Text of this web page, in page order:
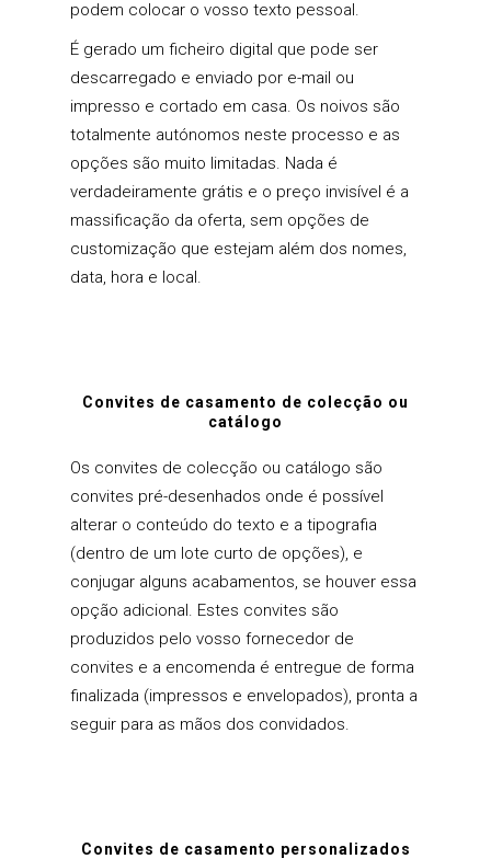
podem colocar o vosso texto pessoal.
É gerado um ficheiro digital que pode ser
descarregado e enviado por e-mail ou
impresso e cortado em casa. Os noivos são
totalmente autónomos neste processo e as
opções são muito limitadas. Nada é
verdadeiramente grátis e o preço invisível é a
massificação da oferta, sem opções de
customização que estejam além dos nomes,
data, hora e local.
Convites de casamento de colecção ou
catálogo
Os convites de colecção ou catálogo são
convites pré-desenhados onde é possível
alterar o conteúdo do texto e a tipografia
(dentro de um lote curto de opções), e
conjugar alguns acabamentos, se houver essa
opção adicional. Estes convites são
produzidos pelo vosso fornecedor de
convites e a encomenda é entregue de forma
finalizada (impressos e envelopados), pronta a
seguir para as mãos dos convidados.
Convites de casamento personalizados